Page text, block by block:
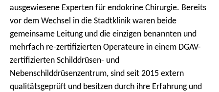
ausgewiesene Experten für endokrine Chirurgie. Bereits
vor dem Wechsel in die Stadtklinik waren beide
gemeinsame Leitung und die einzigen benannten und
mehrfach re-zertifizierten Operateure in einem DGAV-
zertifizierten Schilddrüsen- und
Nebenschilddrüsenzentrum, sind seit 2015 extern
qualitätsgeprüft und besitzen durch ihre Erfahrung und